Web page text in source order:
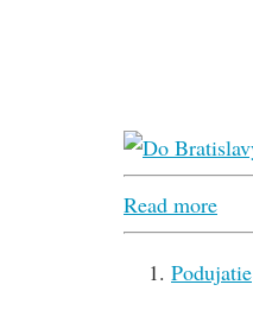
Read more
Podujatie